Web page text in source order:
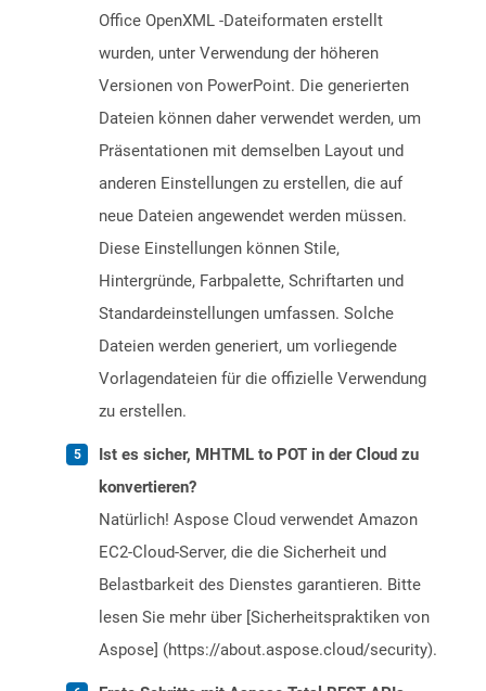
Office OpenXML -Dateiformaten erstellt
wurden, unter Verwendung der höheren
Versionen von PowerPoint. Die generierten
Dateien können daher verwendet werden, um
Präsentationen mit demselben Layout und
anderen Einstellungen zu erstellen, die auf
neue Dateien angewendet werden müssen.
Diese Einstellungen können Stile,
Hintergründe, Farbpalette, Schriftarten und
Standardeinstellungen umfassen. Solche
Dateien werden generiert, um vorliegende
Vorlagendateien für die offizielle Verwendung
zu erstellen.
Ist es sicher, MHTML to POT in der Cloud zu
konvertieren?
Natürlich! Aspose Cloud verwendet Amazon
EC2-Cloud-Server, die die Sicherheit und
Belastbarkeit des Dienstes garantieren. Bitte
lesen Sie mehr über [Sicherheitspraktiken von
Aspose] (https://about.aspose.cloud/security).